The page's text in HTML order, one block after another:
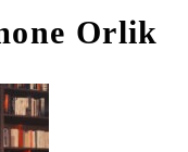
Orlik